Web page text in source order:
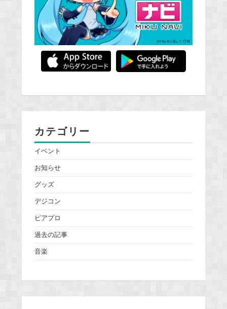
カテゴリー
イベント
お知らせ
グッズ
デジコン
ピアプロ
過去の記事
音楽